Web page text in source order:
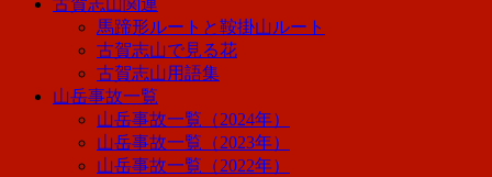
馬蹄形ルートと鞍掛山ルート
古賀志山で見る花
古賀志山用語集
山岳事故一覧
山岳事故一覧（2024年）
山岳事故一覧（2023年）
山岳事故一覧（2022年）